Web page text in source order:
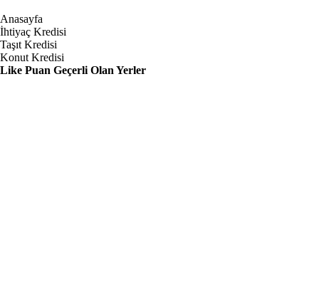
Anasayfa
İhtiyaç Kredisi
Taşıt Kredisi
Konut Kredisi
Like Puan Geçerli Olan Yerler